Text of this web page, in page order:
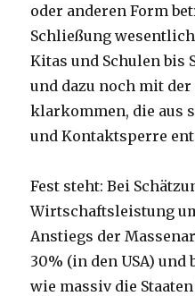
oder anderen Form
Schließung
Kitas und Schulen bis
und dazu noch mit
klarkommen, die aus
und Kontaktsperre
Fest steht: Bei
Wirtschaftsleistung
Anstiegs der
30% (in den USA) und
wie massiv die